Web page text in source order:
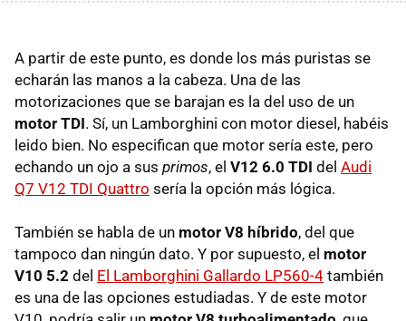
A partir de este punto, es donde los más puristas se
echarán las manos a la cabeza. Una de las
motorizaciones que se barajan es la del uso de un
motor TDI. Sí, un Lamborghini con motor diesel, habéis
leido bien. No especifican que motor sería este, pero
echando un ojo a sus primos, el V12 6.0 TDI del Audi
Q7 V12 TDI Quattro sería la opción más lógica.
También se habla de un motor V8 híbrido, del que
tampoco dan ningún dato. Y por supuesto, el motor
V10 5.2 del El Lamborghini Gallardo LP560-4 también
es una de las opciones estudiadas. Y de este motor